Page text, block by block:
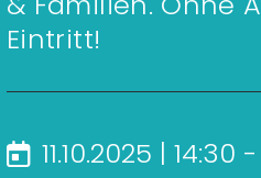
Eintritt!
11.10.2025 | 14:30